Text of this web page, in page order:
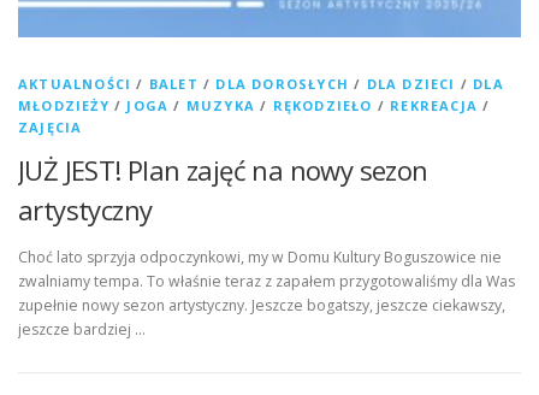
AKTUALNOŚCI / BALET / DLA DOROSŁYCH / DLA DZIECI / DLA
MŁODZIEŻY / JOGA / MUZYKA / RĘKODZIEŁO / REKREACJA /
ZAJĘCIA
JUŻ JEST! Plan zajęć na nowy sezon
artystyczny
Choć lato sprzyja odpoczynkowi, my w Domu Kultury Boguszowice nie
zwalniamy tempa. To właśnie teraz z zapałem przygotowaliśmy dla Was
zupełnie nowy sezon artystyczny. Jeszcze bogatszy, jeszcze ciekawszy,
jeszcze bardziej …